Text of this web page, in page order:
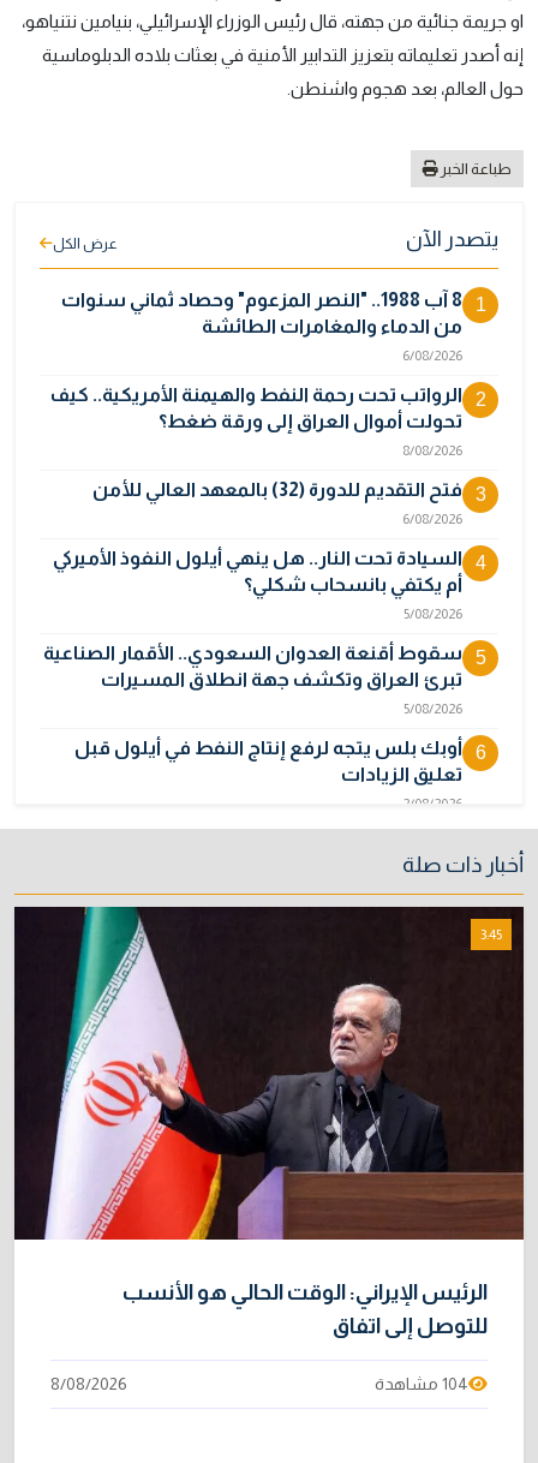
او جريمة جنائية من جهته، قال رئيس الوزراء الإسرائيلي، بنيامين نتنياهو،
إنه أصدر تعليماته بتعزيز التدابير الأمنية في بعثات بلاده الدبلوماسية
حول العالم، بعد هجوم واشنطن.
طباعة الخبر
يتصدر الآن عرض الكل
1
8 آب 1988.. "النصر المزعوم" وحصاد ثماني سنوات
من الدماء والمغامرات الطائشة
6/08/2026
2
الرواتب تحت رحمة النفط والهيمنة الأمريكية.. كيف
تحولت أموال العراق إلى ورقة ضغط؟
8/08/2026
3 فتح التقديم للدورة (32) بالمعهد العالي للأمن
6/08/2026
4
السيادة تحت النار.. هل ينهي أيلول النفوذ الأميركي
أم يكتفي بانسحاب شكلي؟
5/08/2026
5
سقوط أقنعة العدوان السعودي.. الأقمار الصناعية
تبرئ العراق وتكشف جهة انطلاق المسيرات
5/08/2026
6
أوبك بلس يتجه لرفع إنتاج النفط في أيلول قبل
تعليق الزيادات
2/08/2026
3/08/2026
8
نائبة تحذر من اضطرابات بسبب تأخّر دفع رواتب
خطر "إيبولا" يتضاعف.. ارتفاع عدد الإصابات
بالفيروس إلى 3748
خبراء: 70 بالمئة من نفط الخليج لا يملك بديلاً عن
هرمز
أخبار ذات صلة
3:45
الرئيس الإيراني: الوقت الحالي هو الأنسب
للتوصل إلى اتفاق
104 مشاهدة 8/08/2026